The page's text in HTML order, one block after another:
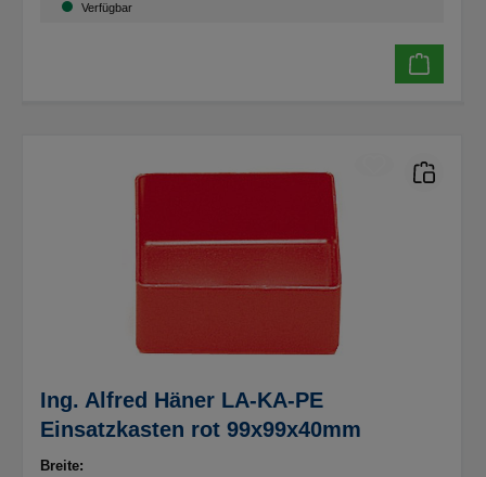
Verfügbar
Ing. Alfred Häner LA-KA-PE
Einsatzkasten rot 99x99x40mm
Breite: